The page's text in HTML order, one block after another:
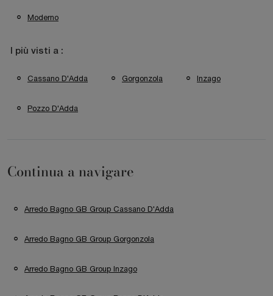
Moderno
I più visti a :
Cassano D'Adda Gorgonzola Inzago
Pozzo D'Adda
Continua a navigare
Arredo Bagno GB Group Cassano D'Adda
Arredo Bagno GB Group Gorgonzola
Arredo Bagno GB Group Inzago